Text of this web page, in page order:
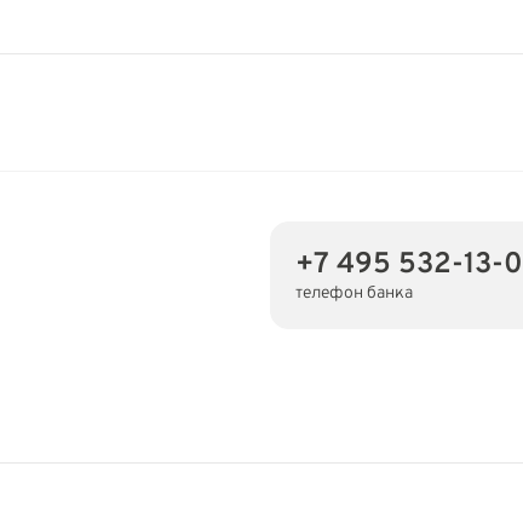
+7 495 532-13-
телефон банка